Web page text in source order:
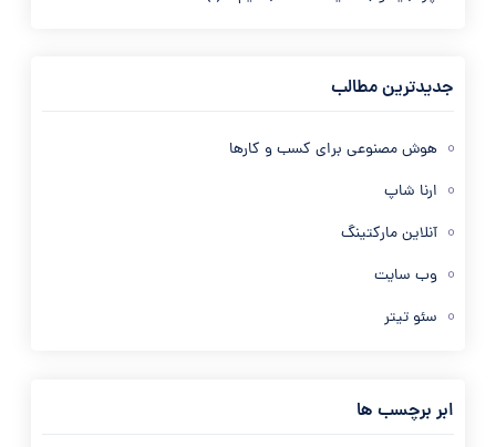
جدیدترین مطالب
هوش مصنوعی برای کسب و کارها
ارنا شاپ
آنلاین مارکتینگ
وب سایت
سئو تیتر
ابر برچسب ها